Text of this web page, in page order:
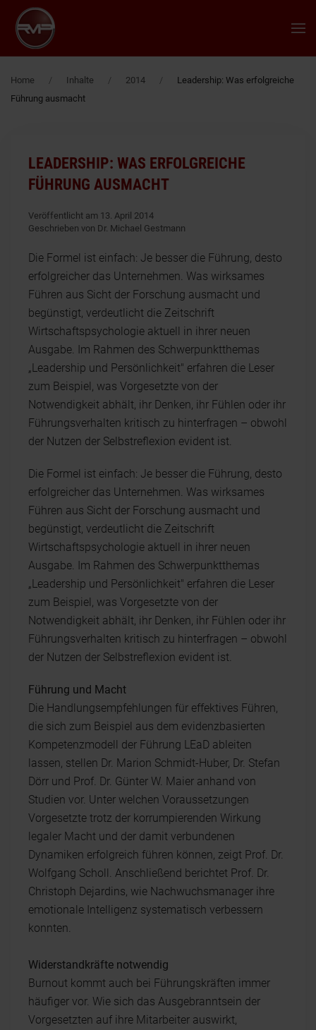
Zum Hauptinhalt springen
Home Inhalte 2014
Leadership: Was erfolgreiche
Führung ausmacht
LEADERSHIP: WAS ERFOLGREICHE
FÜHRUNG AUSMACHT
Veröffentlicht am 13. April 2014
Geschrieben von Dr. Michael Gestmann
Die Formel ist einfach: Je besser die Führung, desto
erfolgreicher das Unternehmen. Was wirksames
Führen aus Sicht der Forschung ausmacht und
begünstigt, verdeutlicht die Zeitschrift
Wirtschaftspsychologie aktuell in ihrer neuen
Ausgabe. Im Rahmen des Schwerpunktthemas
„Leadership und Persönlichkeit" erfahren die Leser
zum Beispiel, was Vorgesetzte von der
Notwendigkeit abhält, ihr Denken, ihr Fühlen oder ihr
Führungsverhalten kritisch zu hinterfragen – obwohl
der Nutzen der Selbstreflexion evident ist.
Die Formel ist einfach: Je besser die Führung, desto
erfolgreicher das Unternehmen. Was wirksames
Führen aus Sicht der Forschung ausmacht und
begünstigt, verdeutlicht die Zeitschrift
Wirtschaftspsychologie aktuell in ihrer neuen
Ausgabe. Im Rahmen des Schwerpunktthemas
„Leadership und Persönlichkeit" erfahren die Leser
zum Beispiel, was Vorgesetzte von der
Notwendigkeit abhält, ihr Denken, ihr Fühlen oder ihr
Führungsverhalten kritisch zu hinterfragen – obwohl
der Nutzen der Selbstreflexion evident ist.
Führung und Macht
Die Handlungsempfehlungen für effektives Führen,
die sich zum Beispiel aus dem evidenzbasierten
Kompetenzmodell der Führung LEaD ableiten
lassen, stellen Dr. Marion Schmidt-Huber, Dr. Stefan
Dörr und Prof. Dr. Günter W. Maier anhand von
Studien vor. Unter welchen Voraussetzungen
Vorgesetzte trotz der korrumpierenden Wirkung
legaler Macht und der damit verbundenen
Dynamiken erfolgreich führen können, zeigt Prof. Dr.
Wolfgang Scholl. Anschließend berichtet Prof. Dr.
Christoph Dejardins, wie Nachwuchsmanager ihre
emotionale Intelligenz systematisch verbessern
konnten.
Widerstandkräfte notwendig
Burnout kommt auch bei Führungskräften immer
häufiger vor. Wie sich das Ausgebranntsein der
Vorgesetzten auf ihre Mitarbeiter auswirkt,